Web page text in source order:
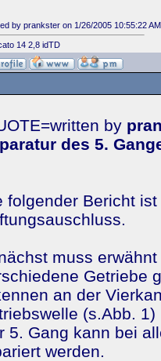
by prankster on 1/26/2005 10:55:22 AM
14 2,8 idTD
by
des 5.
folgender Bericht
muss
Getriebe
an der
(s.Abb. 1)
5. Gang kann bei
werden.